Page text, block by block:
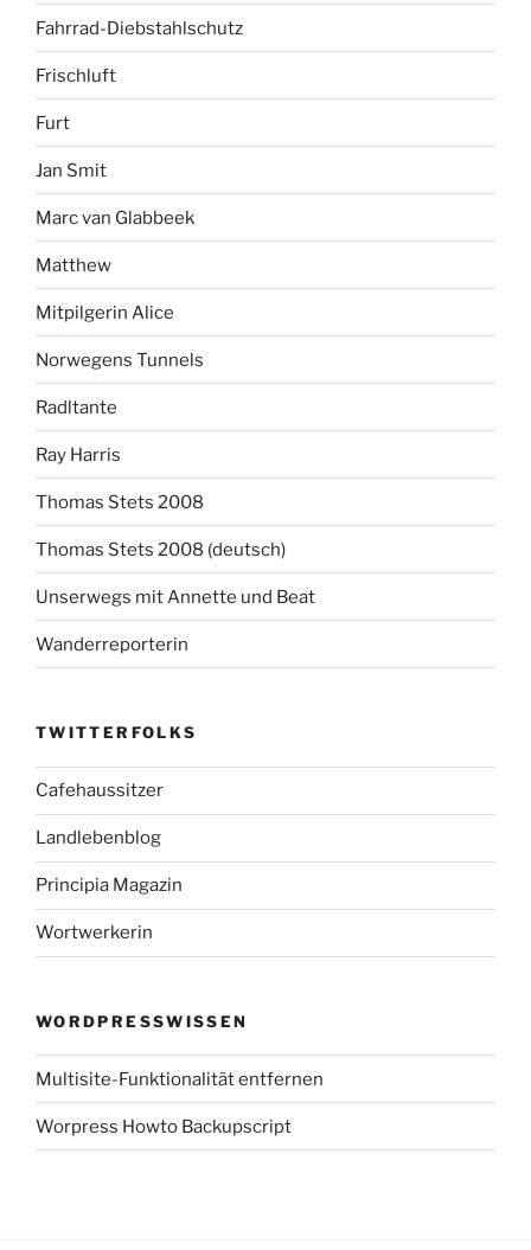
Fahrrad-Diebstahlschutz
Frischluft
Furt
Jan Smit
Marc van Glabbeek
Matthew
Mitpilgerin Alice
Norwegens Tunnels
Radltante
Ray Harris
Thomas Stets 2008
Thomas Stets 2008 (deutsch)
Unserwegs mit Annette und Beat
Wanderreporterin
TWITTERFOLKS
Cafehaussitzer
Landlebenblog
Principia Magazin
Wortwerkerin
WORDPRESSWISSEN
Multisite-Funktionalität entfernen
Worpress Howto Backupscript